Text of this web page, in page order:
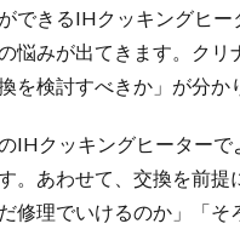
できるIHクッキングヒ
悩みが出てきます。ク
を検討すべきか」が分
IHクッキングヒーター
。あわせて、交換を前
修理でいけるのか」「